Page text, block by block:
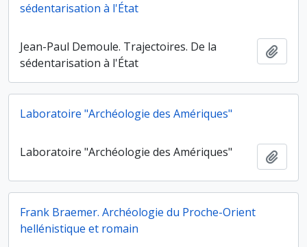
sédentarisation à l'État
Jean-Paul Demoule. Trajectoires. De la
sédentarisation à l'État
Laboratoire "Archéologie des Amériques"
Laboratoire "Archéologie des Amériques"
Frank Braemer. Archéologie du Proche-Orient
hellénistique et romain